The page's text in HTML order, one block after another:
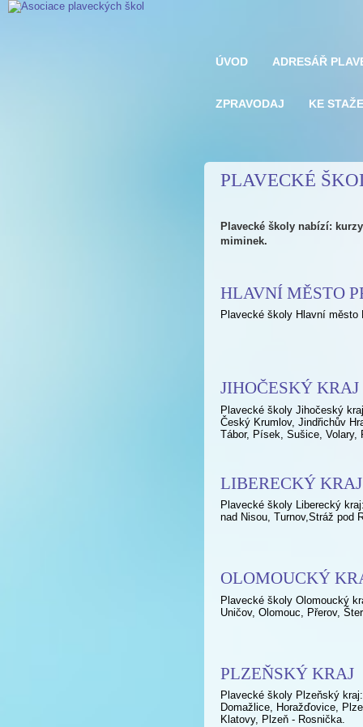
ÚVOD ADRESÁŘ
ZPRAVODAJ KE
PLAVECKÉ
Plavecké školy nabízí:
miminek.
HLAVNÍ MĚSTO
Plavecké školy Hlavní město
JIHOČESKÝ KRAJ
Plavecké školy Jihočeský
Český Krumlov, Jindřichův
Tábor, Písek, Sušice, Volary,
LIBERECKÝ KRAJ
Plavecké školy Liberecký
nad Nisou, Turnov,Stráž pod
OLOMOUCKÝ
Plavecké školy Olomoucký
Uničov, Olomouc, Přerov,
PLZEŇSKÝ KRAJ
Plavecké školy Plzeňský
Domažlice, Horažďovice,
Klatovy, Plzeň - Rosnička.